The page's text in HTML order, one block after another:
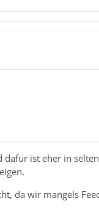
ist eher in
da wir mangels